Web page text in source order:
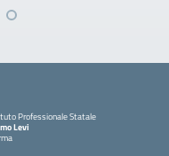
Professionale Statale
Levi